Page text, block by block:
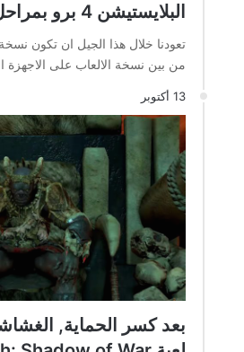
البلايستيشن 4 برو بمراحل..
من بين نسخة الالعاب على
13 أكتوبر
بعد كسر الحماية,